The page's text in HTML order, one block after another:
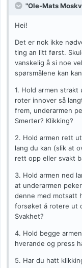
"Ole-Mats
Hei!
Det er nok ikke
ting an litt først.
vanskelig å si noe
spørsmålene kan
1. Hold armen
roter innover så
frem, underarmen
Smerter? Klikking?
2. Hold armen rett
lang du kan (slik at
rett opp eller svakt
3. Hold armen ned
at underarmen
denne med motsatt
forsøket å rotere ut
Svakhet?
4. Hold begge
hverande og press
5. Har du hatt